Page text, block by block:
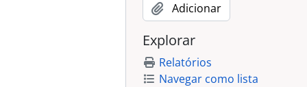
Adicionar
Explorar
Relatórios
Navegar como lista